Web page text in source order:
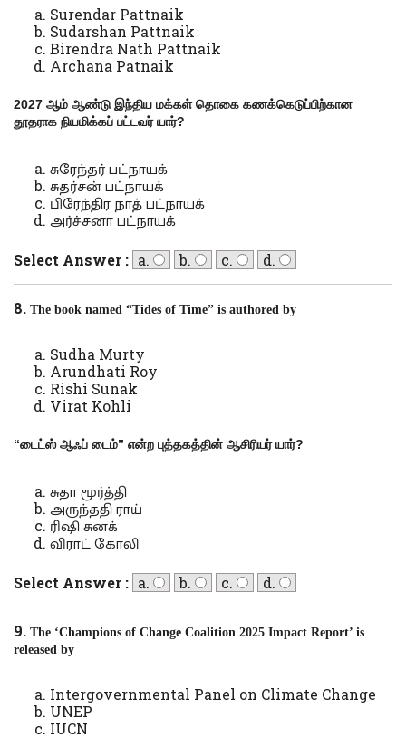
Surendar Pattnaik
Sudarshan Pattnaik
Birendra Nath Pattnaik
Archana Patnaik
2027ஆம் ஆண்டு இந்திய மக்கள் தொகை கணக்கெடுப்பிற்கான
தூதராக நியமிக்கப் பட்டவர் யார்?
சுரேந்தர் பட்நாயக்
சுதர்சன் பட்நாயக்
பிரேந்திர நாத் பட்நாயக்
அர்ச்சனா பட்நாயக்
Select Answer : a. b. c. d.
8.The book named “Tides of Time” is authored by
Sudha Murty
Arundhati Roy
Rishi Sunak
Virat Kohli
“டைட்ஸ் ஆஃப் டைம்” என்ற புத்தகத்தின் ஆசிரியர் யார்?
சுதா மூர்த்தி
அருந்ததி ராய்
ரிஷி சுனக்
விராட் கோலி
Select Answer : a. b. c. d.
9.The ‘Champions of Change Coalition 2025 Impact Report’ is
released by
Intergovernmental Panel on Climate Change
UNEP
IUCN